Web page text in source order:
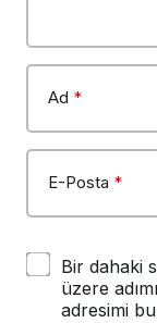
Ad *
E-Posta *
Bir dahaki
üzere
adresimi